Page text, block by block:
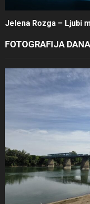
Jelena Rozga – Ljubi
FOTOGRAFIJA DANA